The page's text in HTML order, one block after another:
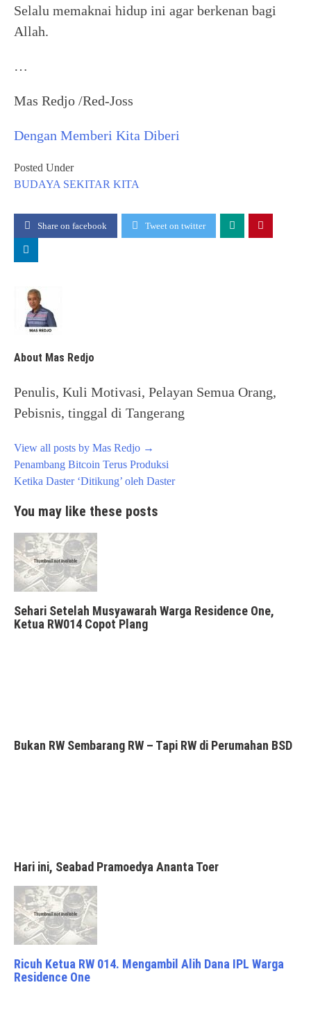
Selalu memaknai hidup ini agar berkenan bagi
Allah.
…
Mas Redjo /Red-Joss
Dengan Memberi Kita Diberi
Posted Under
BUDAYA SEKITAR KITA
Share on facebook Tweet on twitter
About Mas Redjo
Penulis, Kuli Motivasi, Pelayan Semua Orang,
Pebisnis, tinggal di Tangerang
View all posts by Mas Redjo →
Post
navigation
Penambang Bitcoin Terus Produksi
Ketika Daster ‘Ditikung’ oleh Daster
You may like these posts
Sehari Setelah Musyawarah Warga Residence One,
Ketua RW014 Copot Plang
Bukan RW Sembarang RW – Tapi RW di Perumahan BSD
Hari ini, Seabad Pramoedya Ananta Toer
Ricuh Ketua RW 014. Mengambil Alih Dana IPL Warga
Residence One